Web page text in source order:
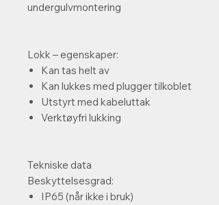
undergulvmontering
Lokk – egenskaper:
Kan tas helt av
Kan lukkes med plugger tilkoblet
Utstyrt med kabeluttak
Verktøyfri lukking
Tekniske data
Beskyttelsesgrad:
IP65 (når ikke i bruk)